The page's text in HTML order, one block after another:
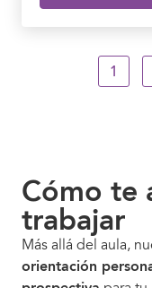
1
Cómo te
trabajar
Más allá del aula,
orientación